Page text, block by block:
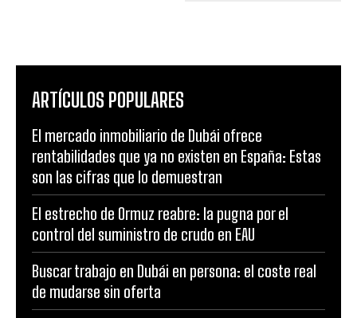
ARTÍCULOS POPULARES
El mercado inmobiliario de Dubái ofrece
rentabilidades que ya no existen en España: Estas
son las cifras que lo demuestran
El estrecho de Ormuz reabre: la pugna por el
control del suministro de crudo en EAU
Buscar trabajo en Dubái en persona: el coste real
de mudarse sin oferta